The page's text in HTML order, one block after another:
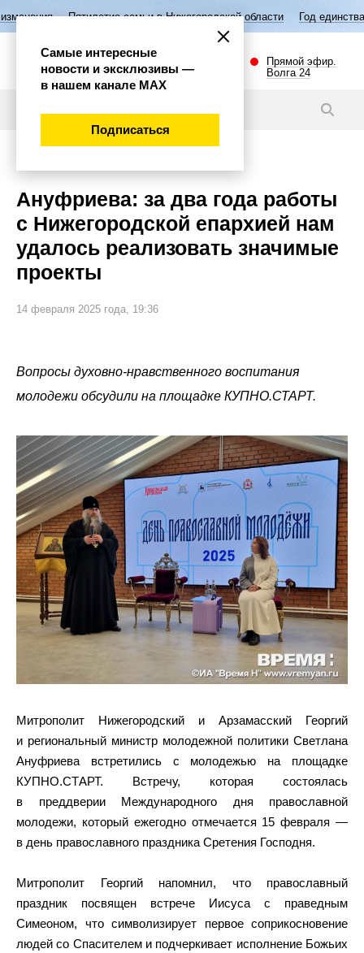
семьи в Нижегородской области Год единства народов России
Прямой эфир.
Волга 24
Ануфриева: за два года работы
с Нижегородской епархией нам
удалось реализовать значимые
проекты
14 февраля 2025 года, 19:36
Вопросы духовно-нравственного воспитания
молодежи обсудили на площадке КУПНО.СТАРТ.
Митрополит Нижегородский и Арзамасский Георгий
и региональный министр молодежной политики Светлана
Ануфриева встретились с молодежью на площадке
КУПНО.СТАРТ. Встречу, которая состоялась
в преддверии Международного дня православной
молодежи, который ежегодно отмечается 15 февраля —
в день православного праздника Сретения Господня.
Митрополит Георгий напомнил, что православный
праздник посвящен встрече Иисуса с праведным
Симеоном, что символизирует первое соприкосновение
людей со Спасителем и подчеркивает исполнение Божьих
Самые интересные
новости и эксклюзивы —
в нашем канале МАХ
Подписаться